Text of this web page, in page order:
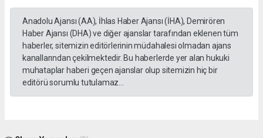
Anadolu Ajansı (AA), İhlas Haber Ajansı (İHA), Demirören
Haber Ajansı (DHA) ve diğer ajanslar tarafından eklenen tüm
haberler, sitemizin editörlerinin müdahalesi olmadan ajans
kanallarından çekilmektedir. Bu haberlerde yer alan hukuki
muhataplar haberi geçen ajanslar olup sitemizin hiç bir
editörü sorumlu tutulamaz...